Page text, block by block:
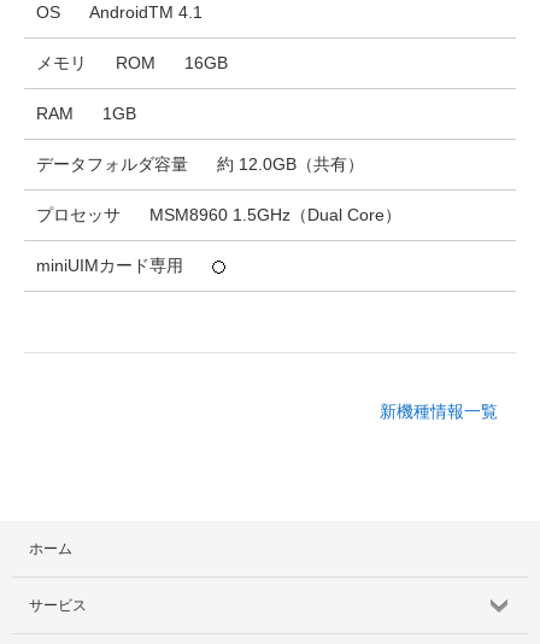
OS AndroidTM 4.1
メモリ ROM 16GB
RAM 1GB
データフォルダ容量 約 12.0GB（共有）
プロセッサ MSM8960 1.5GHz（Dual Core）
miniUIMカード専用
新機種情報一覧
ホーム
サービス